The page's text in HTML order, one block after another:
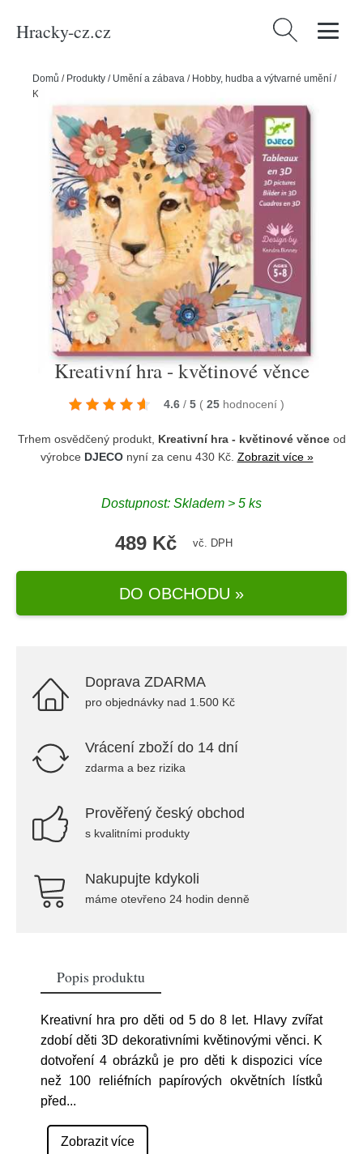
Hracky-cz.cz Vyhledávání
Domů / Produkty / Umění a zábava / Hobby, hudba a výtvarné umění /
Kreativní hra - květinové věnce
Kreativní hra - květinové věnce
4.6 / 5 ( 25 hodnocení )
Trhem osvědčený produkt, Kreativní hra - květinové věnceod
výrobce DJECOnyní za cenu 430 Kč. Zobrazit více »
Dostupnost: Skladem > 5 ks
489 Kč vč. DPH
DO OBCHODU »
Doprava ZDARMA
pro objednávky nad 1.500 Kč
Vrácení zboží do 14 dní
zdarma a bez rizika
Prověřený český obchod
s kvalitními produkty
Nakupujte kdykoli
máme otevřeno 24 hodin denně
Popis produktu
Kreativní hra pro děti od 5 do 8 let. Hlavy zvířat
zdobí děti 3D dekorativními květinovými věnci. K
dotvoření 4 obrázků je pro děti k dispozici více
než 100 reliéfních papírových okvětních lístků
před...
Zobrazit více